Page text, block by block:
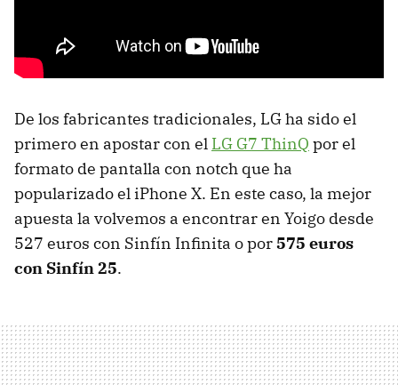
De los fabricantes tradicionales, LG ha sido el
primero en apostar con el LG G7 ThinQ por el
formato de pantalla con notch que ha
popularizado el iPhone X. En este caso, la mejor
apuesta la volvemos a encontrar en Yoigo desde
527 euros con Sinfín Infinita o por575 euros
con Sinfín 25.